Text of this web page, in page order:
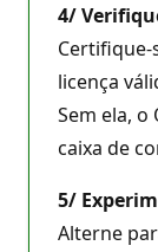
4/
Certifique-
licença
Sem ela,
caixa de
5/
Alterne